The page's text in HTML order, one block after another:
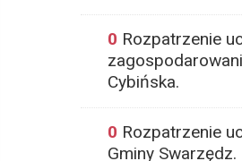
0 Rozpatrzenie
Cybińska.
0 Rozpatrzenie
Gminy Swarzędz.